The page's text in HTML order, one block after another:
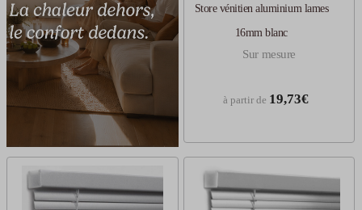
Store vénitien aluminium lames
16mm blanc
Sur mesure
à partir de 19,73€